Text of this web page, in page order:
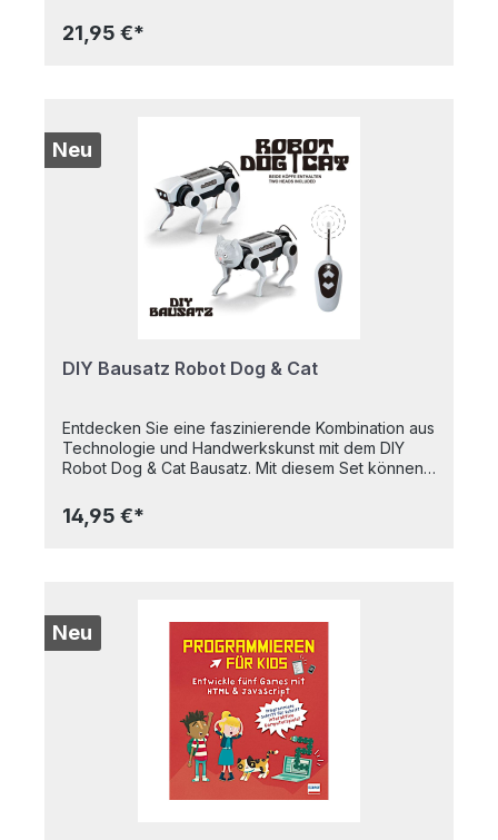
mit zahlreichen Funktionen: Windrad, Windfahne,
Thermometer und Regenmesser helfen,
spielerisch, wie Klima und Pflanzenwachstum
zusammenhängen.Inhalt: Thermometer, Halterung
für Thermometer, 2 Hälften Halterung, Trichter,
Halterung für Niederschlagsmesser, Halterung für
Windfahne, Halterung für Windmesser, Kompass,
Windfahne, Halbkugeln für Niederschlagsmesser,
Drehkreuz, Schrauben, ausführliche
Anleitung. Alter: 8+
21,95 €*
Neu
DIY Bausatz Robot Dog & Cat
Entdecken Sie eine faszinierende Kombination aus
Technologie und Handwerkskunst mit dem DIY
Robot Dog & Cat Bausatz. Mit diesem Set können
Roboterkatze bauen und mit der beiliegenden
Fernbedienung steuern, um sie vorwärts und
Lassen Sie Ihrer Kreativität freien Lauf und tauchen
Sie ein in die Welt des „Robotikbastelns“! Mit dem
DIY Robot Dog & Cat Bausatz können Sie nicht nur
Ihre eigenen Haustiere zum Leben erwecken,
Basteln ausleben. Machen Sie sich bereit für
unendlichen Spielspaß und lernen Sie gleichzeitig
etwas Neues dazu - bestellen Sie jetzt Ihren
eigenen Bausatz und starten Sie Ihr DIY-
14,95 €*
Neu